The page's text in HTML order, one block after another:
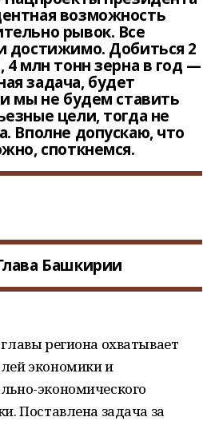
возможность
рывок. Все
достижимо. Добиться 2
4 млн тонн зерна в год —
задача, будет
мы не будем ставить
цели, тогда не
Вполне допускаю, что
споткнемся.
Башкирии
региона охватывает
экономики и
экономического
Поставлена задача за